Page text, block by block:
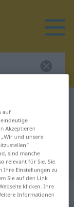
auf
Akzeptieren
und unsere
sind manche
relevant für Sie. Sie
Ihre Einstellungen zu
Sie auf den Link
klicken. Ihre
Informationen